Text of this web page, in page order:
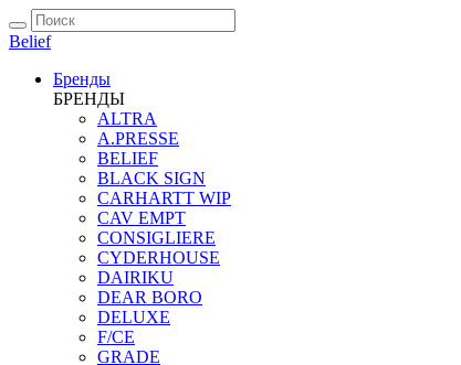
Belief
Бренды
БРЕНДЫ
ALTRA
A.PRESSE
BELIEF
BLACK SIGN
CARHARTT WIP
CAV EMPT
CONSIGLIERE
CYDERHOUSE
DAIRIKU
DEAR BORO
DELUXE
F/CE
GRADE